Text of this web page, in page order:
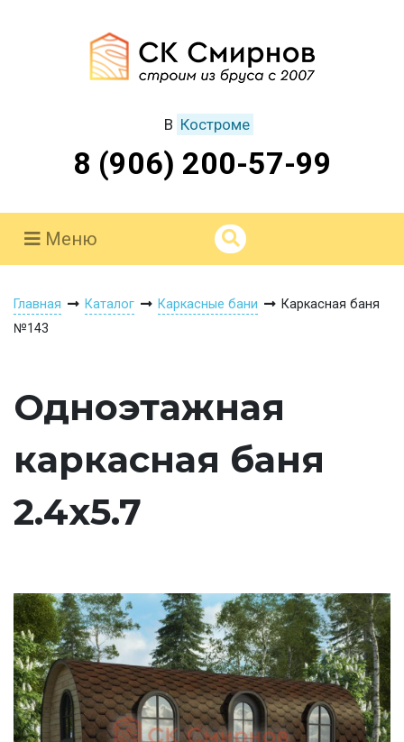
В Костроме
8 (906) 200-57-99
Меню
Главная Каталог Каркасные бани
Каркасная баня
№143
Одноэтажная
каркасная баня
2.4х5.7